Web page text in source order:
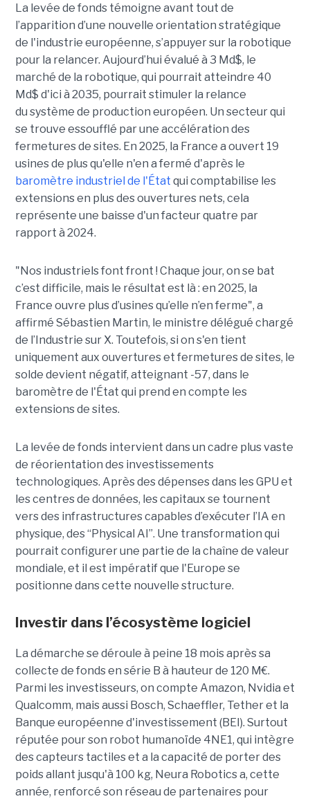
La levée de fonds témoigne avant tout de
l’apparition d’une nouvelle orientation stratégique
de l'industrie européenne, s’appuyer sur la robotique
pour la relancer. Aujourd’hui évalué à 3 Md$, le
marché de la robotique, qui pourrait atteindre 40
Md$ d'ici à 2035, pourrait stimuler la relance
du système de production européen. Un secteur qui
se trouve essoufflé par une accélération des
fermetures de sites. En 2025, la France a ouvert 19
usines de plus qu'elle n'en a fermé d'après le
baromètre industriel de l'État qui comptabilise les
extensions en plus des ouvertures nets, cela
représente une baisse d'un facteur quatre par
rapport à 2024.
"Nos industriels font front ! Chaque jour, on se bat
c’est difficile, mais le résultat est là : en 2025, la
France ouvre plus d’usines qu’elle n’en ferme", a
affirmé Sébastien Martin, le ministre délégué chargé
de l’Industrie sur X. Toutefois, si on s'en tient
uniquement aux ouvertures et fermetures de sites, le
solde devient négatif, atteignant -57, dans le
baromètre de l'État qui prend en compte les
extensions de sites.
La levée de fonds intervient dans un cadre plus vaste
de réorientation des investissements
technologiques. Après des dépenses dans les GPU et
les centres de données, les capitaux se tournent
vers des infrastructures capables d’exécuter l’IA en
physique, des “Physical AI”. Une transformation qui
pourrait configurer une partie de la chaîne de valeur
mondiale, et il est impératif que l'Europe se
positionne dans cette nouvelle structure.
Investir dans l’écosystème logiciel
La démarche se déroule à peine 18 mois après sa
collecte de fonds en série B à hauteur de 120 M€.
Parmi les investisseurs, on compte Amazon, Nvidia et
Qualcomm, mais aussi Bosch, Schaeffler, Tether et la
Banque européenne d'investissement (BEI). Surtout
réputée pour son robot humanoïde 4NE1, qui intègre
des capteurs tactiles et a la capacité de porter des
poids allant jusqu'à 100 kg, Neura Robotics a, cette
année, renforcé son réseau de partenaires pour